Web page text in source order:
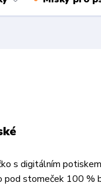
s digitálním
pod stomeček 100 %